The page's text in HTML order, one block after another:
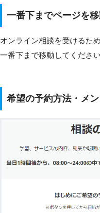
一番下までページを
オンライン相談を受けるた
一番下まで移動してください
希望の予約方法・メ